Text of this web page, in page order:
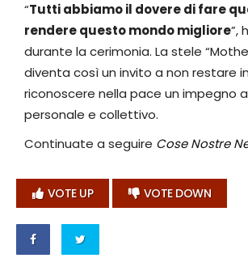
“Tutti abbiamo il dovere di fare
rendere questo mondo migliore”,
durante la cerimonia. La stele
diventa così un invito a non restare
riconoscere nella pace un impegno
personale e collettivo.
Continuate a seguire Cose Nostre
VOTE UP VOTE DOWN